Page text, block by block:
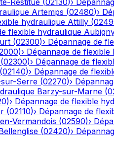
Restitue (02130)›
Artemps (02480)›
hydraulique Attilly (
flexible hydraulique
(02300)› Dépannage de
)› Dépannage de flexible
(02300)› Dépannage de
(02140)› Dépannage de
Serre (02270)›
Barzy-sur-Marne (
)› Dépannage de flexible
(02110)› Dépannage de
Vermandois (02590)›
(02420)›